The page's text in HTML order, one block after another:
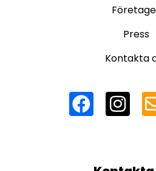
Press
Kontakta